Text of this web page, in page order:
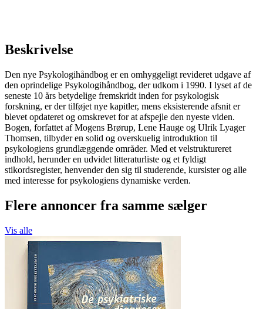
Beskrivelse
Den nye Psykologihåndbog er en omhyggeligt revideret udgave af
den oprindelige Psykologihåndbog, der udkom i 1990. I lyset af de
seneste 10 års betydelige fremskridt inden for psykologisk
forskning, er der tilføjet nye kapitler, mens eksisterende afsnit er
blevet opdateret og omskrevet for at afspejle den nyeste viden.
Bogen, forfattet af Mogens Brørup, Lene Hauge og Ulrik Lyager
Thomsen, tilbyder en solid og overskuelig introduktion til
psykologiens grundlæggende områder. Med et velstruktureret
indhold, herunder en udvidet litteraturliste og et fyldigt
stikordsregister, henvender den sig til studerende, kursister og alle
med interesse for psykologiens dynamiske verden.
Flere annoncer fra samme sælger
Vis alle